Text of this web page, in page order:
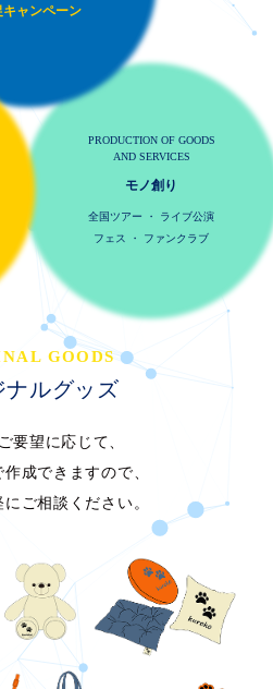
キャンペーン
PRODUCTION OF GOODS
AND SERVICES
モノ創り
全国ツアー ・ ライブ公演
フェス ・ ファンクラブ
GOODS
ナルグッズ
要望に応じて、
成できますので、
ご相談ください。